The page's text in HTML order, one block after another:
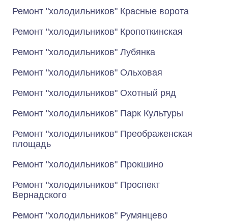
Ремонт "холодильников" Красные ворота
Ремонт "холодильников" Кропоткинская
Ремонт "холодильников" Лубянка
Ремонт "холодильников" Ольховая
Ремонт "холодильников" Охотный ряд
Ремонт "холодильников" Парк Культуры
Ремонт "холодильников" Преображенская
площадь
Ремонт "холодильников" Прокшино
Ремонт "холодильников" Проспект
Вернадского
Ремонт "холодильников" Румянцево